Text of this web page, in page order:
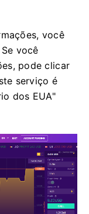
você
Se você
pode clicar
serviço é
dos EUA"